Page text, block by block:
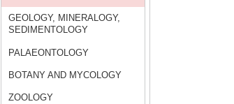
GEOLOGY, MINERALOGY,
SEDIMENTOLOGY
PALAEONTOLOGY
BOTANY AND MYCOLOGY
ZOOLOGY